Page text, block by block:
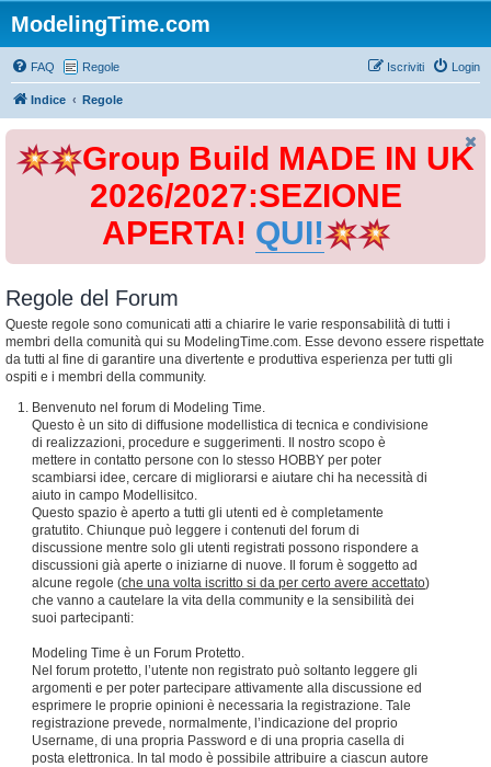
ModelingTime.com
FAQ Regole Login
Iscriviti
Indice Regole
Group Build MADE IN UK
2026/2027:SEZIONE
APERTA! QUI!
Regole del Forum
Queste regole sono comunicati atti a chiarire le varie responsabilità di tutti i
membri della comunità qui su ModelingTime.com. Esse devono essere rispettate
da tutti al fine di garantire una divertente e produttiva esperienza per tutti gli
ospiti e i membri della community.
Benvenuto nel forum di Modeling Time.
Questo è un sito di diffusione modellistica di tecnica e condivisione
di realizzazioni, procedure e suggerimenti. Il nostro scopo è
mettere in contatto persone con lo stesso HOBBY per poter
scambiarsi idee, cercare di migliorarsi e aiutare chi ha necessità di
aiuto in campo Modellisitco.
Questo spazio è aperto a tutti gli utenti ed è completamente
gratutito. Chiunque può leggere i contenuti del forum di
discussione mentre solo gli utenti registrati possono rispondere a
discussioni già aperte o iniziarne di nuove. Il forum è soggetto ad
alcune regole (che una volta iscritto si da per certo avere accettato)
che vanno a cautelare la vita della community e la sensibilità dei
suoi partecipanti:
Modeling Time è un Forum Protetto.
Nel forum protetto, l’utente non registrato può soltanto leggere gli
argomenti e per poter partecipare attivamente alla discussione ed
esprimere le proprie opinioni è necessaria la registrazione. Tale
registrazione prevede, normalmente, l’indicazione del proprio
Username, di una propria Password e di una propria casella di
posta elettronica. In tal modo è possibile attribuire a ciascun autore